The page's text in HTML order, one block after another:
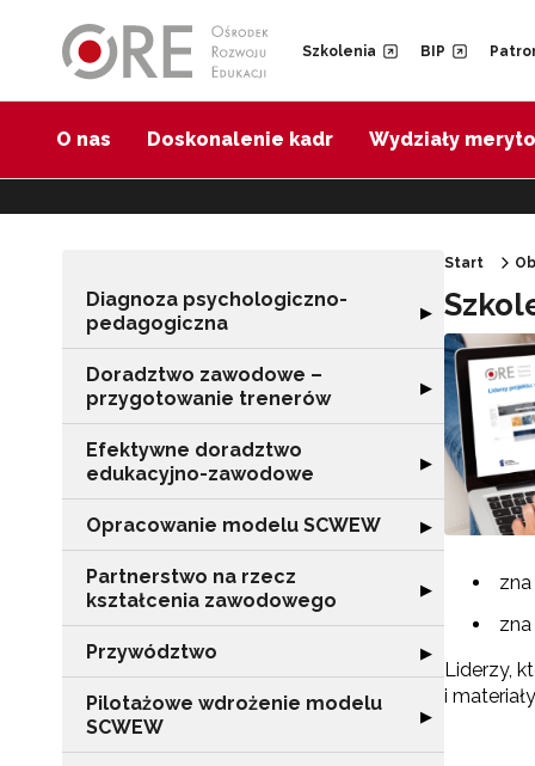
Szkolenia BIP
O nas Doskonalenie kadr Wydziały
Diagnoza psychologiczno-
pedagogiczna
Rozwiń sekcję
▶
Doradztwo zawodowe –
przygotowanie trenerów
Rozwiń sekcję
▶
Efektywne doradztwo
edukacyjno-zawodowe
Rozwiń sekcję
▶
Opracowanie modelu SCWEW Rozwiń sekcję
▶
Partnerstwo na rzecz
kształcenia zawodowego
Rozwiń sekcję
▶
Przywództwo Rozwiń sekcję
▶
Pilotażowe wdrożenie modelu
SCWEW
Rozwiń sekcję
▶
Start
Liderzy,
i